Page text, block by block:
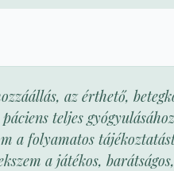
az érthető,
páciens teljes
a folyamatos
a játékos,